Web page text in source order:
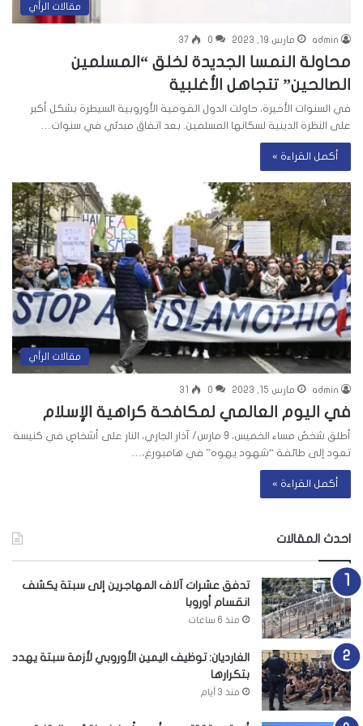
مقالات الرأي
admin مارس 19, 2023 0
37
محاولة النمسا الجديدة لخلق “المسلمين
الصالحين” تتجاهل الأغلبية
في السنوات الأخيرة، حاولت الدول القومية الأوروبية السيطرة بشكل أكبر
على النظرة الدينية لسكانها المسلمين. بعد اتفاق مبدئي في سنوات…
أكمل القراءة »
مقالات الرأي
admin مارس 15, 2023 0
31
في اليوم العالمي لمكافحة كراهية الإسلام
أطلق شخصٌ مساء الخميس، 9 مارس/ آذار الجاري، النار على أشخاصٍ في كنيسة
تعود إلى طائفة “شهود يهوه” في هامبورغ،…
أكمل القراءة »
احدث المقالات
تدفق عشرات آلاف المهاجرين إلى سبتة يكشف
انقسام أوروبا
منذ 6 ساعات
الغارديان: توظيف اليمين الأوروبي لأزمة سبتة يهدد
بتكرارها
منذ 3 أيام